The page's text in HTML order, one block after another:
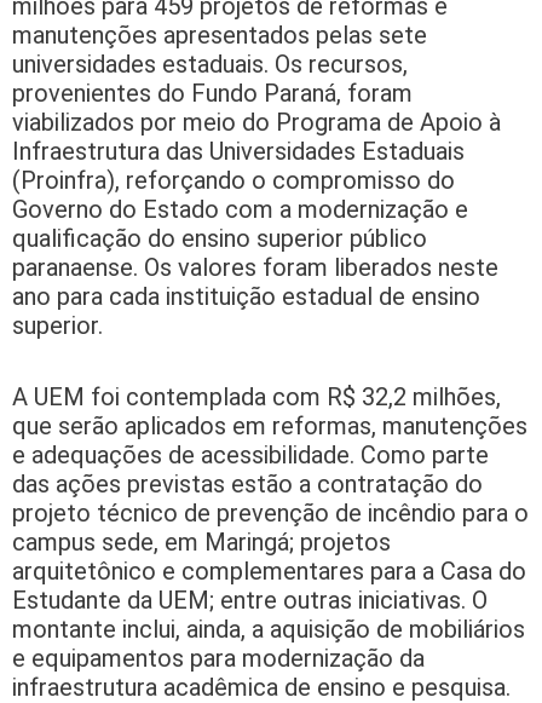
manutenções apresentados pelas sete
universidades estaduais. Os recursos,
provenientes do Fundo Paraná, foram
viabilizados por meio do Programa de Apoio à
Infraestrutura das Universidades Estaduais
(Proinfra), reforçando o compromisso do
Governo do Estado com a modernização e
qualificação do ensino superior público
paranaense. Os valores foram liberados neste
ano para cada instituição estadual de ensino
superior.
A UEM foi contemplada com R$ 32,2 milhões,
que serão aplicados em reformas, manutenções
e adequações de acessibilidade. Como parte
das ações previstas estão a contratação do
projeto técnico de prevenção de incêndio para o
campus sede, em Maringá; projetos
arquitetônico e complementares para a Casa do
Estudante da UEM; entre outras iniciativas. O
montante inclui, ainda, a aquisição de mobiliários
e equipamentos para modernização da
infraestrutura acadêmica de ensino e pesquisa.